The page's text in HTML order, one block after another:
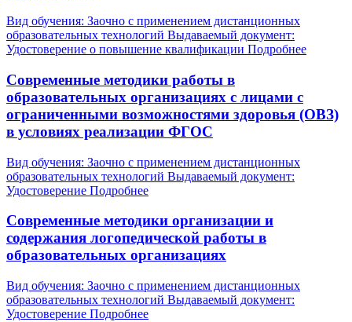
Вид обучения: Заочно с применением дистанционных
образовательных технологий Выдаваемый документ:
Удостоверение о повышение квалификации Подробнее
Современные методики работы в
образовательных организациях с лицами с
ограниченными возможностями здоровья (ОВЗ)
в условиях реализации ФГОС
Вид обучения: Заочно с применением дистанционных
образовательных технологий Выдаваемый документ:
Удостоверение Подробнее
Современные методики организации и
содержания логопедической работы в
образовательных организациях
Вид обучения: Заочно с применением дистанционных
образовательных технологий Выдаваемый документ:
Удостоверение Подробнее